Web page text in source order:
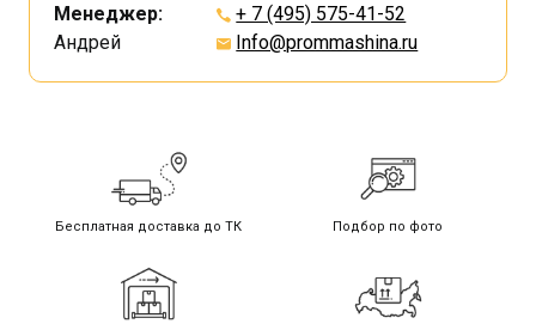
Менеджер:
Андрей
+ 7 (495) 575-41-52
Info@prommashina.ru
Бесплатная доставка до ТК Подбор по фото